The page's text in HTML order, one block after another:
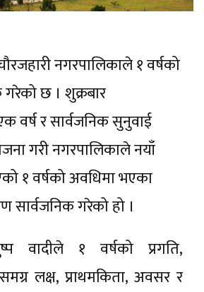
नगरपालिकाले १ वर्षको
गरेको छ । शुक्रबार
वर्ष र सार्वजनिक सुनुवाई
गरी नगरपालिकाले नयाँ
१ वर्षको अवधिमा भएका
सार्वजनिक गरेको हो ।
वादीले १ वर्षको प्रगति,
लक्ष, प्राथमकिता, अवसर र